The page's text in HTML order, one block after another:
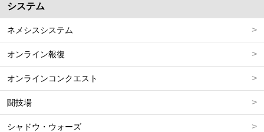
システム
ネメシスシステム
オンライン報復
オンラインコンクエスト
闘技場
シャドウ・ウォーズ